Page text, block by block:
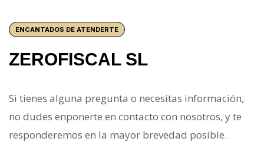
ENCANTADOS DE ATENDERTE
ZEROFISCAL SL
Si tienes alguna pregunta o necesitas información,
no dudes enponerte en contacto con nosotros, y te
responderemos en la mayor brevedad posible.